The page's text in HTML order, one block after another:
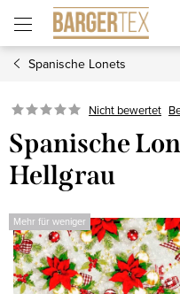
Inhalt
springen
Spanische Lonets
Nicht bewertet
Spanische
Hellgrau
Mehr für weniger